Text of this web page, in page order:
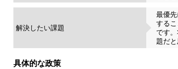
解決したい課題
最優
する
です
題だと
具体的な政策